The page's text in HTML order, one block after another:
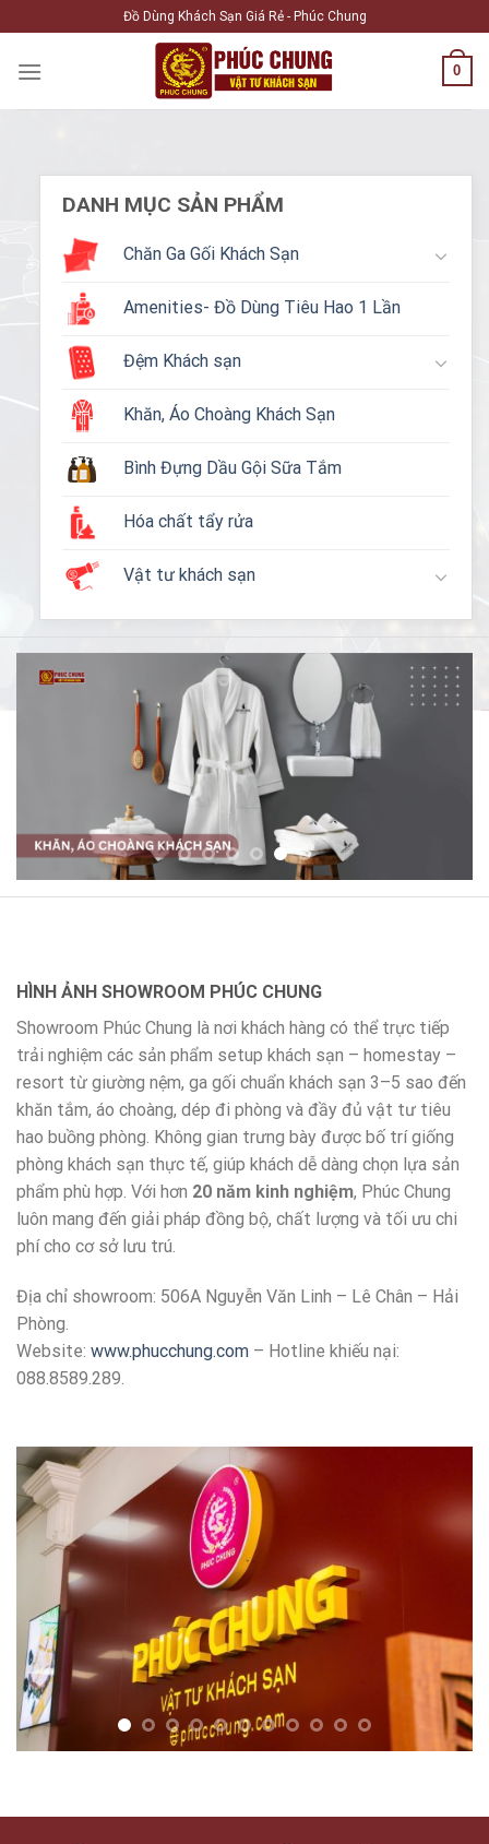
to
content
Đồ Dùng Khách Sạn Giá Rẻ - Phúc Chung
0
DANH MỤC SẢN PHẨM
Chăn Ga Gối Khách Sạn
Amenities- Đồ Dùng Tiêu Hao 1 Lần
Đệm Khách sạn
Khăn, Áo Choàng Khách Sạn
Bình Đựng Dầu Gội Sữa Tắm
Hóa chất tẩy rửa
Vật tư khách sạn
HÌNH ẢNH SHOWROOM PHÚC CHUNG
Showroom Phúc Chung là nơi khách hàng có thể trực tiếp
trải nghiệm các sản phẩm setup khách sạn – homestay –
resort từ giường nệm, ga gối chuẩn khách sạn 3–5 sao đến
khăn tắm, áo choàng, dép đi phòng và đầy đủ vật tư tiêu
hao buồng phòng. Không gian trưng bày được bố trí giống
phòng khách sạn thực tế, giúp khách dễ dàng chọn lựa sản
phẩm phù hợp. Với hơn 20 năm kinh nghiệm, Phúc Chung
luôn mang đến giải pháp đồng bộ, chất lượng và tối ưu chi
phí cho cơ sở lưu trú.
Địa chỉ showroom: 506A Nguyễn Văn Linh – Lê Chân – Hải
Phòng.
Website: www.phucchung.com – Hotline khiếu nại:
088.8589.289.